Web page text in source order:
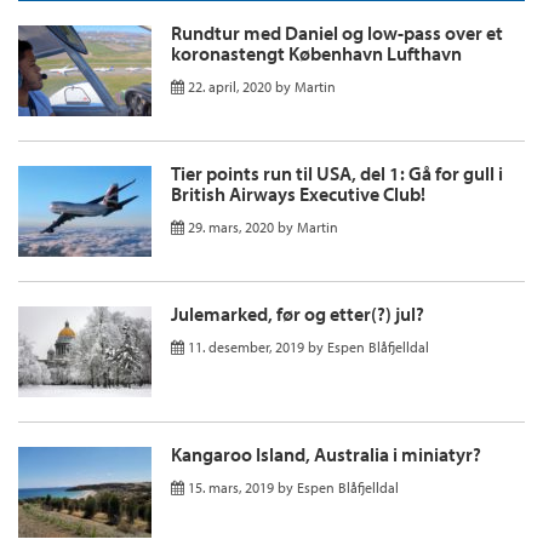
Rundtur med Daniel og low-pass over et
koronastengt København Lufthavn
22. april, 2020 by Martin
Tier points run til USA, del 1: Gå for gull i
British Airways Executive Club!
29. mars, 2020 by Martin
Julemarked, før og etter(?) jul?
11. desember, 2019 by Espen Blåfjelldal
Kangaroo Island, Australia i miniatyr?
15. mars, 2019 by Espen Blåfjelldal